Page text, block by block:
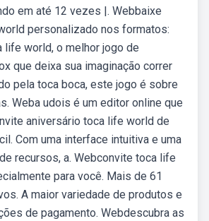
em até 12 vezes |. Webbaixe
personalizado nos formatos:
life world, o melhor jogo de
que deixa sua imaginação correr
pela toca boca, este jogo é sobre
Weba udois é um editor online que
aniversário toca life world de
Com uma interface intuitiva e uma
recursos, a. Webconvite toca life
para você. Mais de 61
A maior variedade de produtos e
de pagamento. Webdescubra as